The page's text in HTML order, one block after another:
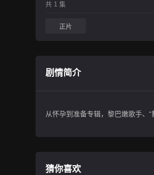
共 1 集
正片
剧情简介
从怀孕到准备专辑，黎巴嫩歌手、
猜你喜欢